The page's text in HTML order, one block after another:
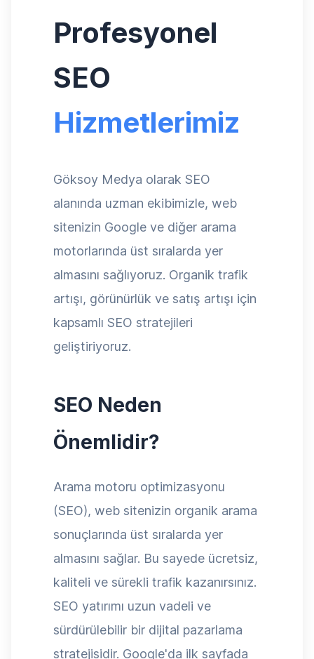
Profesyonel
SEO
Hizmetlerimiz
Göksoy Medya olarak SEO
alanında uzman ekibimizle, web
sitenizin Google ve diğer arama
motorlarında üst sıralarda yer
almasını sağlıyoruz. Organik trafik
artışı, görünürlük ve satış artışı için
kapsamlı SEO stratejileri
geliştiriyoruz.
SEO Neden
Önemlidir?
Arama motoru optimizasyonu
(SEO), web sitenizin organik arama
sonuçlarında üst sıralarda yer
almasını sağlar. Bu sayede ücretsiz,
kaliteli ve sürekli trafik kazanırsınız.
SEO yatırımı uzun vadeli ve
sürdürülebilir bir dijital pazarlama
stratejisidir. Google'da ilk sayfada